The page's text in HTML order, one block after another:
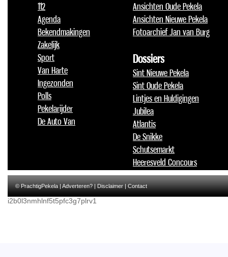
112
Agenda
Bekendmakingen
Zakelijk
Sport
Van Harte
Ingezonden
Polls
Pekelarijder
De Auto Van
Ansichten Oude Pekela
Ansichten Nieuwe Pekela
Fotoarchief Jan van Burg
Dossiers
Sint Nieuwe Pekela
Sint Oude Pekela
Lintjes en Huldigingen
Jubilea
Atlantis
De Snikke
Schutsemarkt
Heeresveld Concours
© PrachtigPekela |Adverteren?|Disclaimer|Contact
i2b0l3nmhlnf5t5pfc3g7plrv1